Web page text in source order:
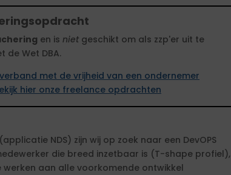
en is niet geschikt om als zzp'er uit te
de Wet DBA.
met de vrijheid van een ondernemer
hier onze freelance opdrachten
NDS) zijn wij op zoek naar een DevOPS
die breed inzetbaar is (T-shape profiel),
werken aan alle voorkomende ontwikkel